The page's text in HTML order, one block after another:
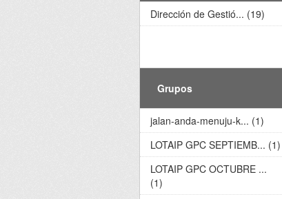
Dirección de Gestió... (19)
Grupos
jalan-anda-menuju-k... (1)
LOTAIP GPC SEPTIEMB... (1)
LOTAIP GPC OCTUBRE ...
(1)